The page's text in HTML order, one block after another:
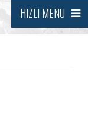
HIZLI MENU